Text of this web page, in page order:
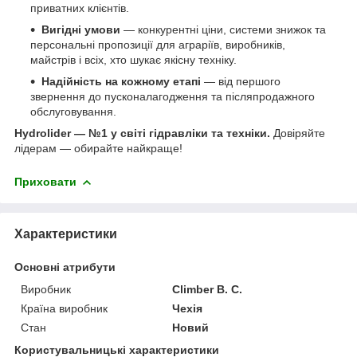
приватних клієнтів.
Вигідні умови — конкурентні ціни, системи знижок та
персональні пропозиції для аграріїв, виробників,
майстрів і всіх, хто шукає якісну техніку.
Надійність на кожному етапі — від першого
звернення до пусконалагодження та післяпродажного
обслуговування.
Hydrolider — №1 у світі гідравліки та техніки. Довіряйте
лідерам — обирайте найкраще!
Приховати
Характеристики
Основні атрибути
Виробник
Climber B. C.
Країна виробник
Чехія
Стан
Новий
Користувальницькі характеристики